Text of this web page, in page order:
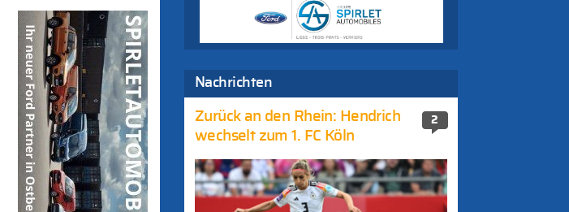
Nachrichten
2
Zurück an den Rhein: Hendrich
wechselt zum 1. FC Köln